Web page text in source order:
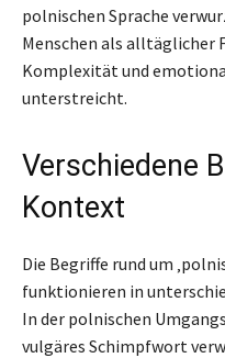
polnischen Sprache
Menschen als alltäglicher
Komplexität und
unterstreicht.
Verschiedene
Kontext
Die Begriffe rund um
funktionieren in
In der polnischen
vulgäres Schimpfwort